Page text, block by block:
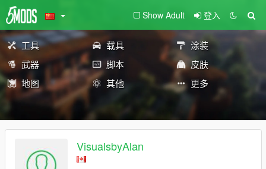
Show Adult 登入
工具 载具
涂装
武器
脚本
皮肤
地图
其他 更多
VisualsbyAlan